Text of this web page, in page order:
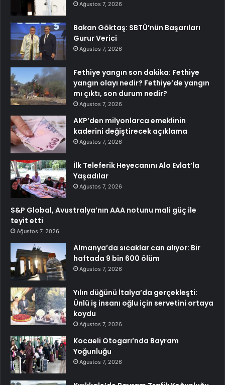
Ağustos 7, 2026
Bakan Göktaş: SBTÜ’nün Başarıları
Gurur Verici
Ağustos 7, 2026
Fethiye yangın son dakika: Fethiye
yangın olayı nedir? Fethiye’de yangın
mı çıktı, son durum nedir?
Ağustos 7, 2026
AKP’den milyonlarca emeklinin
kaderini değiştirecek açıklama
Ağustos 7, 2026
İlk Teleferik Heyecanını Alo Evlat’la
Yaşadılar
Ağustos 7, 2026
S&P Global, Avustralya’nın AAA notunu mali güç ile
teyit etti
Ağustos 7, 2026
Almanya’da sıcaklar can alıyor: Bir
haftada 9 bin 600 ölüm
Ağustos 7, 2026
Yılın düğünü İtalya’da gerçekleşti:
Ünlü iş insanı oğlu için servetini ortaya
koydu
Ağustos 7, 2026
Kocaeli Otogarı’nda Bayram
Yoğunluğu
Ağustos 7, 2026